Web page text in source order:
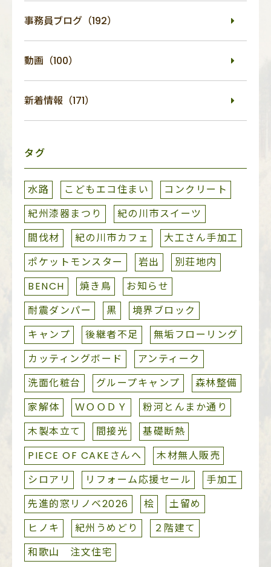
事務員ブログ（192）
動画（100）
新着情報（171）
タグ
水路 こどもエコ住まい
コンクリート
紀州漆器まつり
紀の川市スイーツ
間伐材
紀の川市カフェ
大工さん手加工
ポケットモンスター
岩出
別荘地内
BENCH
焼き鳥
お知らせ
耐震ダンパー
黒
境界ブロック
キャンプ
後継者不足
無垢フローリング
カッティングボード
アンティーク
洗面化粧台
グループキャンプ
森林整備
家解体
ＷＯＯＤＹ
粉河とんまか通り
木製本立て
間接光
基礎断熱
PIECE OF CAKEさんへ
木材無人販売
シロアリ
リフォーム応援セール
手加工
先進的窓リノベ2026
桧
土留め
ヒノキ
紀州うめどり
２階建て
和歌山 注文住宅